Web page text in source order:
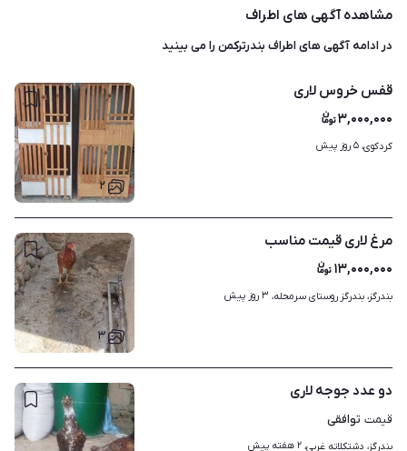
مشاهده آگهی های اطراف
در ادامه آگهی هایاطراف بندرترکمنرا می بینید
۲
قفس خروس لاری
۳,۰۰۰,۰۰۰
کردکوی، ۵ روز پیش
۳
مرغ لاری قیمت مناسب
۱۳,۰۰۰,۰۰۰
بندرگز، بندرگز روستای سرمحله، ۳ روز پیش
دو عدد جوجه لاری
قیمت توافقی
بندرگز، دشتکلاته غربی، ۲ هفته پیش